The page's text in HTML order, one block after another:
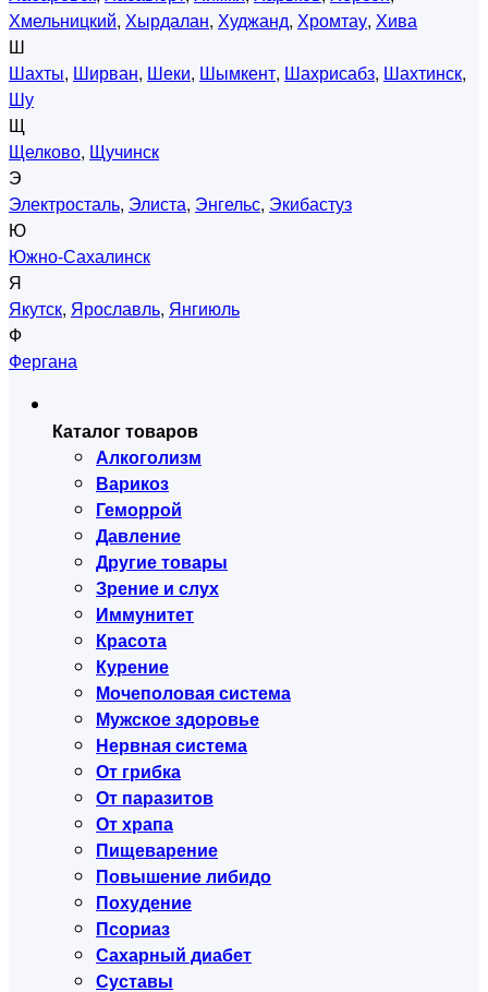
Хмельницкий, Хырдалан, Худжанд, Хромтау, Хива
Ш
Шахты, Ширван, Шеки, Шымкент, Шахрисабз, Шахтинск,
Шу
Щ
Щелково, Щучинск
Э
Электросталь, Элиста, Энгельс, Экибастуз
Ю
Южно-Сахалинск
Я
Якутск, Ярославль, Янгиюль
Ф
Фергана
Каталог товаров
Алкоголизм
Варикоз
Геморрой
Давление
Другие товары
Зрение и слух
Иммунитет
Красота
Курение
Мочеполовая система
Мужское здоровье
Нервная система
От грибка
От паразитов
От храпа
Пищеварение
Повышение либидо
Похудение
Псориаз
Сахарный диабет
Суставы